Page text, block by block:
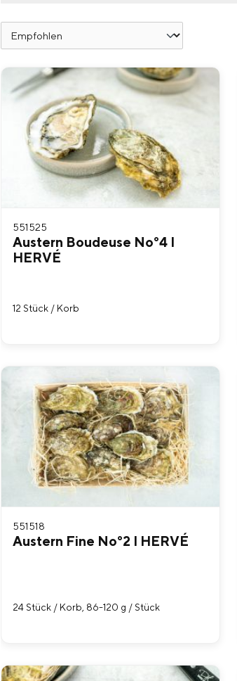
551525
Austern Boudeuse No°4 I
HERVÉ
12 Stück / Korb
551518
Austern Fine No°2 I HERVÉ
24 Stück / Korb, 86-120 g / Stück